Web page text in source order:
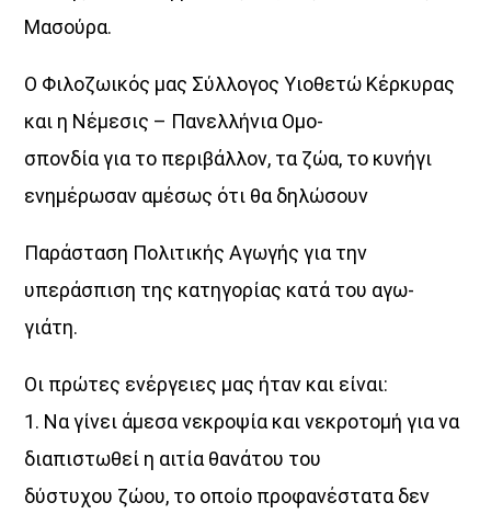
Discover More
UPCOMING SHOWS
Μασούρα.
Ο Φιλοζωικός μας Σύλλογος Υιοθετώ Κέρκυρας
και η Νέμεσις – Πανελλήνια Ομο-
σπονδία για το περιβάλλον, τα ζώα, το κυνήγι
ενημέρωσαν αμέσως ότι θα δηλώσουν
Παράσταση Πολιτικής Αγωγής για την
υπεράσπιση της κατηγορίας κατά του αγω-
γιάτη.
Οι πρώτες ενέργειες μας ήταν και είναι:
1. Να γίνει άμεσα νεκροψία και νεκροτομή για να
διαπιστωθεί η αιτία θανάτου του
δύστυχου ζώου, το οποίο προφανέστατα δεν